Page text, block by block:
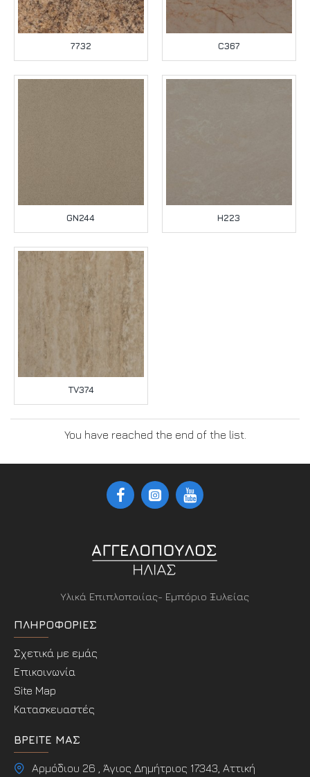
7732 C367
GN244 H223
TV374
You have reached the end of the list.
Υλικά Επιπλοποιίας- Εμπόριο Ξυλείας
ΠΛΗΡΟΦΟΡΊΕΣ
Σχετικά με εμάς
Επικοινωνία
Site Map
Κατασκευαστές
ΒΡΕΊΤΕ ΜΑΣ
Αρμόδιου 26 , Άγιος Δημήτριος 17343, Αττική